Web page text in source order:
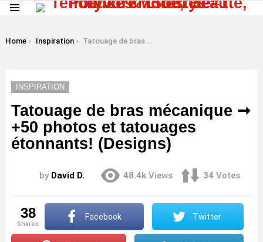
You are here:
Home Inspiration Tatouage de bras mécanique ➞ +50 photos et tatouages ​​étonnants! (Designs)
INSPIRATION
Tatouage de bras mécanique ➞
+50 photos et tatouages ​​
étonnants! (Designs)
by David D. 48.4k Views 34 Votes
38
shares
Facebook Twitter